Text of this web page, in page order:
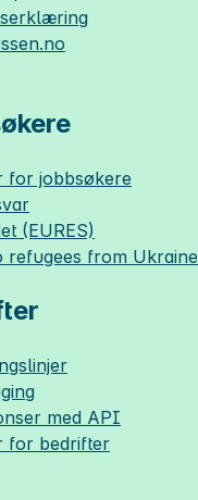
for jobbsøkere
(EURES)
from Ukraine
med API
for bedrifter